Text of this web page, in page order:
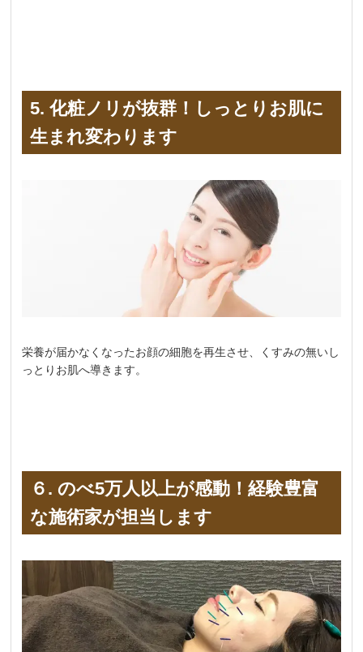
5. 化粧ノリが抜群！しっとりお肌に
生まれ変わります
栄養が届かなくなったお顔の細胞を再生させ、くすみの無いし
っとりお肌へ導きます。
６. のべ5万人以上が感動！経験豊富
な施術家が担当します